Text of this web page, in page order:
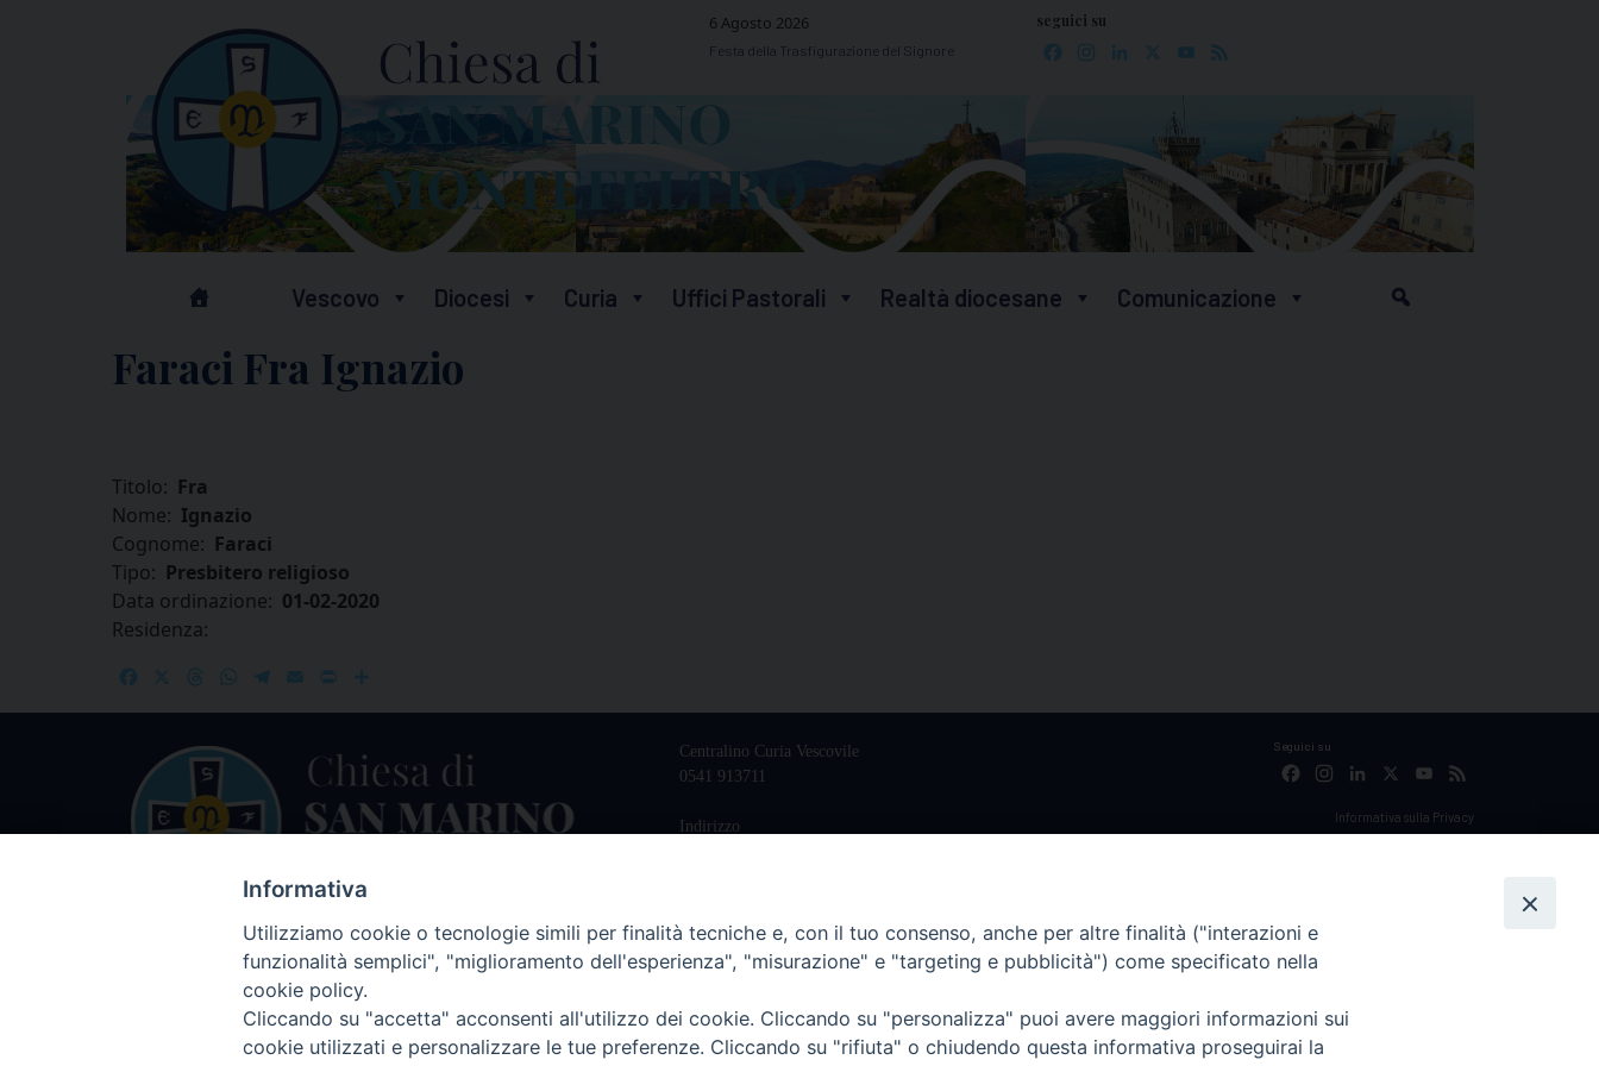
6 Agosto 2026
Festa della Trasfigurazione del Signore
seguici su
Facebook
Instagram
LinkedIn YouTube
Vescovo Diocesi Curia Uffici Pastorali Realtà diocesane Comunicazione
Faraci Fra Ignazio
Titolo: Fra
Nome: Ignazio
Cognome: Faraci
Tipo: Presbitero religioso
Data ordinazione: 01-02-2020
Residenza:
FacebookThreadsWhatsApp
Telegram
Email Print
Centralino Curia Vescovile
0541 913711
Indirizzo
Seguici su
Facebook
Instagram
LinkedIn YouTube
Informativa sulla Privacy
Informativa
Utilizziamo cookie o tecnologie simili per finalità tecniche e, con il tuo consenso, anche per altre finalità ("interazioni e
funzionalità semplici", "miglioramento dell'esperienza", "misurazione" e "targeting e pubblicità") come specificato nella
cookie policy.
Cliccando su "accetta" acconsenti all'utilizzo dei cookie. Cliccando su "personalizza" puoi avere maggiori informazioni sui
cookie utilizzati e personalizzare le tue preferenze. Cliccando su "rifiuta" o chiudendo questa informativa proseguirai la